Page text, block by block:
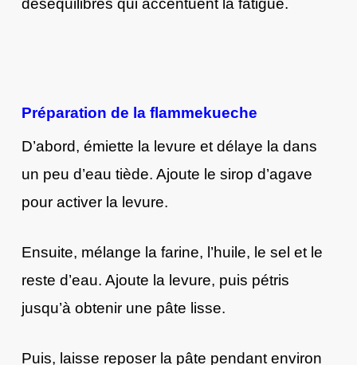
déséquilibrés qui accentuent la fatigue.
Préparation de la flammekueche
D’abord, émiette la levure et délaye la dans
un peu d’eau tiède. Ajoute le sirop d’agave
pour activer la levure.
Ensuite, mélange la farine, l’huile, le sel et le
reste d’eau. Ajoute la levure, puis pétris
jusqu’à obtenir une pâte lisse.
Puis, laisse reposer la pâte pendant environ